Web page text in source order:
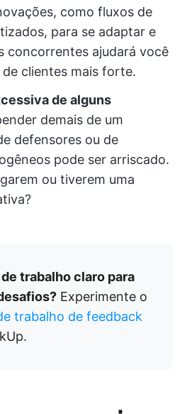
como fluxos de
para se adaptar e
concorrentes ajudará você
de clientes mais forte.
de alguns
demais de um
defensores ou de
pode ser arriscado.
ou tiverem uma
trabalho claro para
Experimente o
trabalho de feedback